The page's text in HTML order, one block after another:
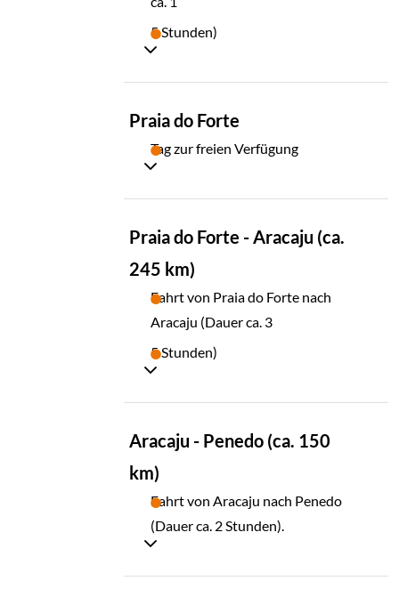
5 Stunden)
Praia do Forte
Tag zur freien Verfügung
Praia do Forte - Aracaju (ca.
245 km)
Fahrt von Praia do Forte nach
Aracaju (Dauer ca. 3
5 Stunden)
Aracaju - Penedo (ca. 150
km)
Fahrt von Aracaju nach Penedo
(Dauer ca. 2 Stunden).